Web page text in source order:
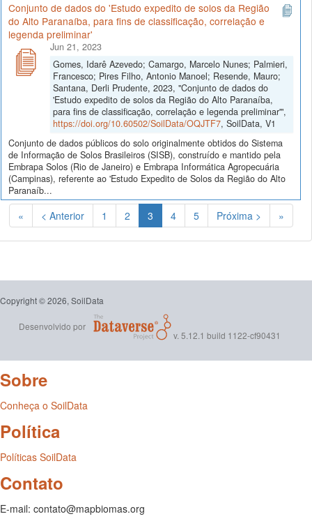
Conjunto de dados do 'Estudo expedito de solos da Região
do Alto Paranaíba, para fins de classificação, correlação e
legenda preliminar'
Jun 21, 2023
Gomes, Idarê Azevedo; Camargo, Marcelo Nunes; Palmieri,
Francesco; Pires Filho, Antonio Manoel; Resende, Mauro;
Santana, Derli Prudente, 2023, "Conjunto de dados do
'Estudo expedito de solos da Região do Alto Paranaíba,
para fins de classificação, correlação e legenda preliminar'",
https://doi.org/10.60502/SoilData/OQJTF7, SoilData, V1
Conjunto de dados públicos do solo originalmente obtidos do Sistema
de Informação de Solos Brasileiros (SISB), construído e mantido pela
Embrapa Solos (Rio de Janeiro) e Embrapa Informática Agropecuária
(Campinas), referente ao 'Estudo Expedito de Solos da Região do Alto
Paranaíb...
« < Anterior 1 2 3(Atual)
4 5 Próxima > »
Copyright © 2026, SoilData
Desenvolvido por
v. 5.12.1 build 1122-cf90431
Sobre
Conheça o SoilData
Política
Políticas SoilData
Contato
E-mail: contato@mapbiomas.org